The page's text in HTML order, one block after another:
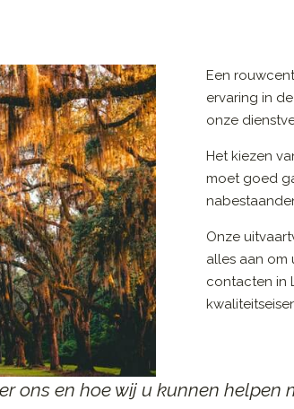
Een
ervaring in
onze
Het kiezen
moet goed
Onze
alles aan om
contacten in
ons en hoe wij u kunnen helpen